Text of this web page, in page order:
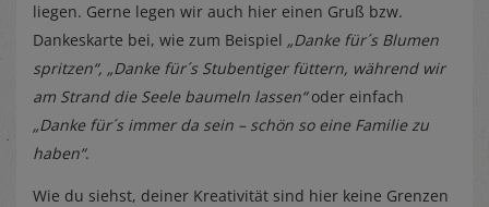
liegen. Gerne legen wir auch hier einen Gruß bzw.
Dankeskarte bei, wie zum Beispiel „Danke für´s Blumen
spritzen“, „Danke für´s Stubentiger füttern, während wir
am Strand die Seele baumeln lassen“oder einfach
„Danke für´s immer da sein – schön so eine Familie zu
haben“.
Wie du siehst, deiner Kreativität sind hier keine Grenzen